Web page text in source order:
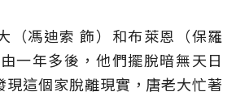
（馮迪索 飾）和布萊恩（保羅
一年多後，他們擺脫暗無天日
現這個家脫離現實，唐老大忙著